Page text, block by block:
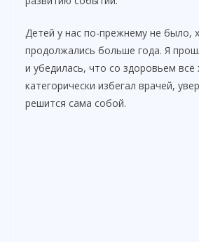
Детей у нас по-прежнему не было,
продолжались больше года. Я
и убедилась, что со здоровьем
категорически избегал врачей,
решится сама собой.